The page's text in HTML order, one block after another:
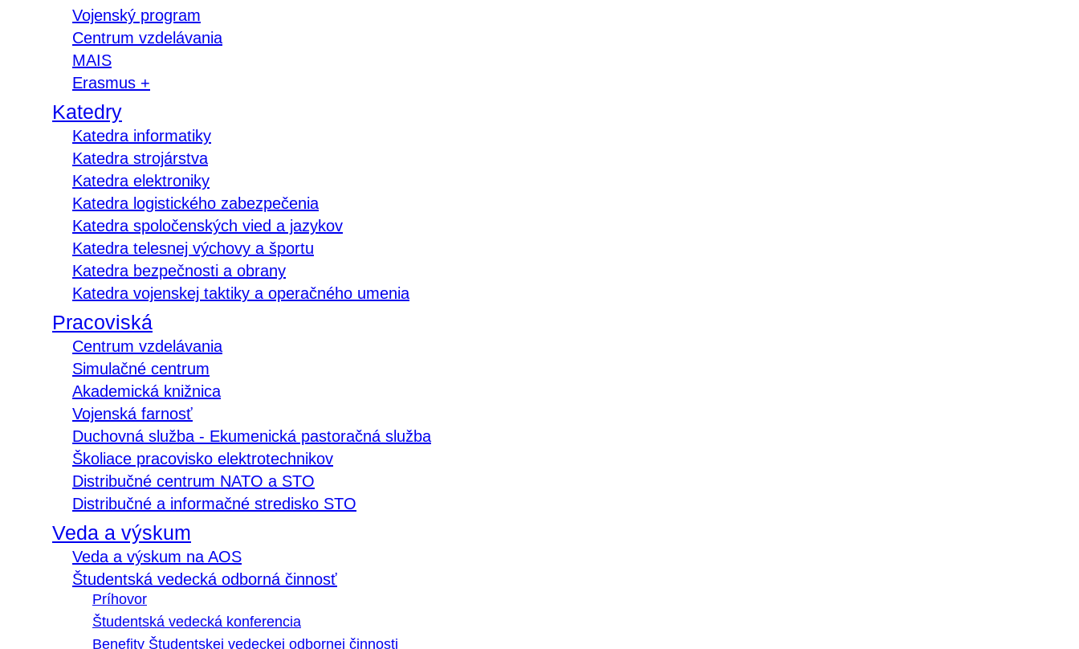
Vojenský program
Centrum vzdelávania
MAIS
Erasmus +
Katedry
Katedra informatiky
Katedra strojárstva
Katedra elektroniky
Katedra logistického zabezpečenia
Katedra spoločenských vied a jazykov
Katedra telesnej výchovy a športu
Katedra bezpečnosti a obrany
Katedra vojenskej taktiky a operačného umenia
Pracoviská
Centrum vzdelávania
Simulačné centrum
Akademická knižnica
Vojenská farnosť
Duchovná služba - Ekumenická pastoračná služba
Školiace pracovisko elektrotechnikov
Distribučné centrum NATO a STO
Distribučné a informačné stredisko STO
Veda a výskum
Veda a výskum na AOS
Študentská vedecká odborná činnosť
Príhovor
Študentská vedecká konferencia
Benefity Študentskej vedeckej odbornej činnosti